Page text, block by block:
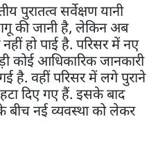
पुरातत्व सर्वेक्षण यानी
की जानी है, लेकिन अब
हो पाई है. परिसर में नए
कोई आधिकारिक जानकारी
है. वहीं परिसर में लगे पुराने
दिए गए हैं. इसके बाद
बीच नई व्यवस्था को लेकर